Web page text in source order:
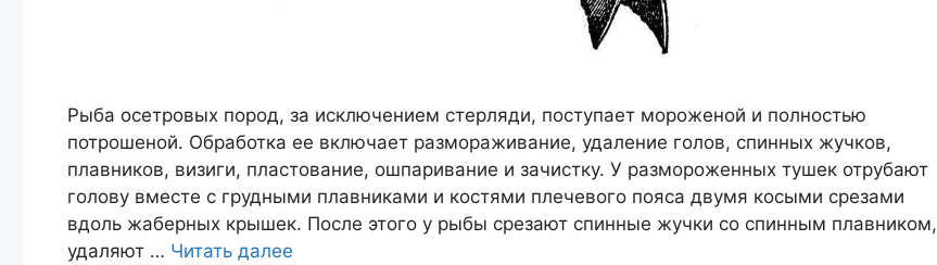
Рыба осетровых пород, за исключением стерляди, поступает мороженой и полностью
потрошеной. Обработка ее включает размораживание, удаление голов, спинных жучков,
плавников, визиги, пластование, ошпаривание и зачистку. У размороженных тушек отрубают
голову вместе с грудными плавниками и костями плечевого пояса двумя косыми срезами
вдоль жаберных крышек. После этого у рыбы срезают спинные жучки со спинным плавником,
удаляют … Читать далее